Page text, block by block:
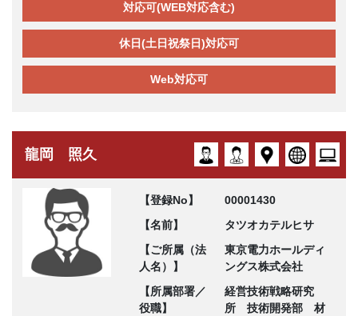
対応可(WEB対応含む)
休日(土日祝祭日)対応可
Web対応可
龍岡 照久
【登録No】
00001430
【名前】
タツオカテルヒサ
【ご所属（法
人名）】
東京電力ホールディ
ングス株式会社
【所属部署／
役職】
経営技術戦略研究
所 技術開発部 材